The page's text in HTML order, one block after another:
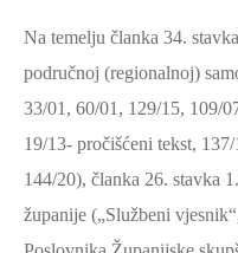
Na temelju članka 34.
područnoj (regionalnoj)
33/01, 60/01, 129/15, 109/
19/13- pročišćeni tekst,
144/20), članka 26. stavka
županije („Službeni